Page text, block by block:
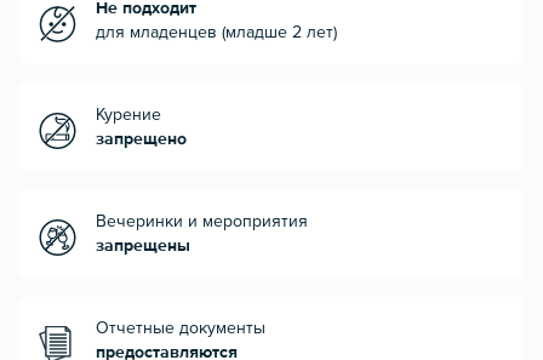
Не подходит
для младенцев (младше 2 лет)
Курение
запрещено
Вечеринки и мероприятия
запрещены
Отчетные документы
предоставляются